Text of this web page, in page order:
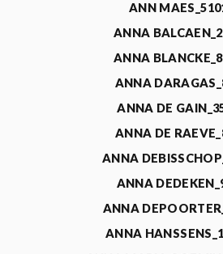
ANN
ANNA
ANNA
ANNA
ANNA DE
ANNA DE
ANNA
ANNA
ANNA
ANNA